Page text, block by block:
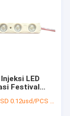
LED
Festival
1.5W
0.12usd/PCS Price negotiable